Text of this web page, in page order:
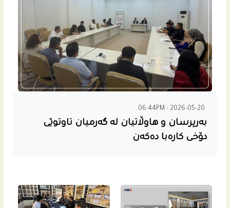
06:44PM - 2026-05-20
به‌رپرسان و هاوڵاتیان له‌ گه‌رمیان تاوتوێی
دۆخی كاره‌با ده‌كه‌ن